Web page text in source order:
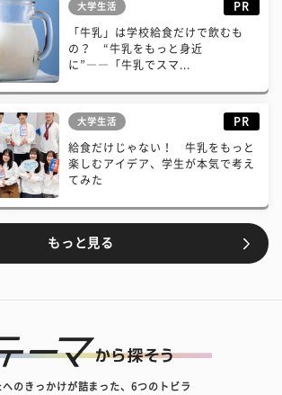
大学生活 PR
「牛乳」は学校給食だけで飲むも
の？ “牛乳をもっと身近
に”――「牛乳でスマ...
大学生活 PR
給食だけじゃない！ 牛乳をもっと
楽しむアイデア、学生が本気で考え
てみた
もっと見る
へのきっかけが詰まった、6つのトビラ